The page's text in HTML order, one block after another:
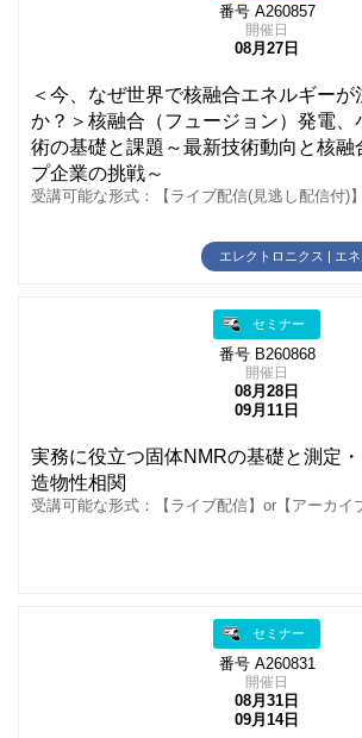
番号 A260857
開催日
08月27日
＜今、なぜ世界で核融合エネルギーが
か？＞核融合（フュージョン）発電、
術の基礎と課題～最新技術動向と核融
プ企業の挑戦～
受講可能な形式：【ライブ配信(見逃し配信付)
エレクトロニクス | エ
セミナー
番号 B260868
開催日
08月28日
09月11日
実務に役立つ固体NMRの基礎と測定
造物性相関
受講可能な形式：【ライブ配信】or【アーカイ
セミナー
番号 A260831
開催日
08月31日
09月14日